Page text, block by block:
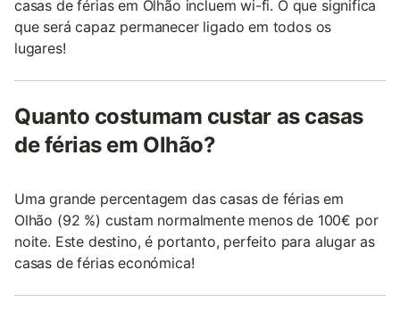
casas de férias em Olhão incluem wi-fi. O que significa
que será capaz permanecer ligado em todos os
lugares!
Quanto costumam custar as casas
de férias em Olhão?
Uma grande percentagem das casas de férias em
Olhão (92 %) custam normalmente menos de 100€ por
noite. Este destino, é portanto, perfeito para alugar as
casas de férias económica!